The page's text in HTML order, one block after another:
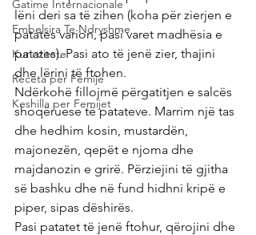
Gatime Internacionale
Embelsira Te Ndryshme
Kuriozitete
Receta per Femije
Keshilla per Femijet
lëni deri sa të zihen (koha për zierjen e
patates varion, pasi varet madhësia e
patates). Pasi ato të jenë zier, thajini
dhe lërini të ftohen.
Ndërkohë fillojmë përgatitjen e salcës
shoqëruese të patateve. Marrim një tas
dhe hedhim kosin, mustardën,
majonezën, qepët e njoma dhe
majdanozin e grirë. Përziejini të gjitha
së bashku dhe në fund hidhni kripë e
piper, sipas dëshirës.
Pasi patatet të jenë ftohur, qërojini dhe